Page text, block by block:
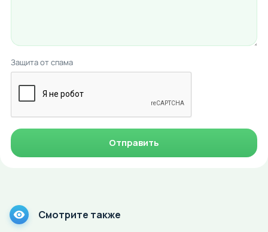
Защита от спама
Отправить
Смотрите также